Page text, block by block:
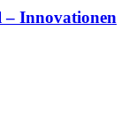
– Innovationen